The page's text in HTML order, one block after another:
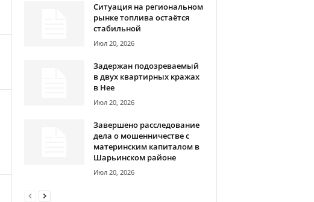
Ситуация на региональном
рынке топлива остаётся
стабильной
Июл 20, 2026
Задержан подозреваемый
в двух квартирных кражах
в Нее
Июл 20, 2026
Завершено расследование
дела о мошенничестве с
материнским капиталом в
Шарьинском районе
Июл 20, 2026